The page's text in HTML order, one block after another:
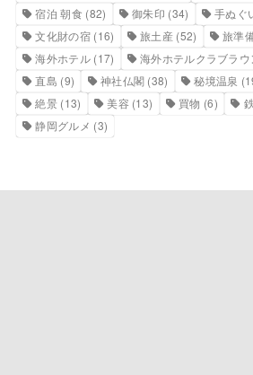
宿泊 朝食 (82) 御朱印 (34) 手ぬぐ
文化財の宿(16) 旅土産 (52) 旅準
海外ホテル(17) 海外ホテルクラブラウ
直島 (9) 神社仏閣 (38) 秘境温泉
絶景 (13) 美容 (13) 買物 (6)
静岡グルメ (3)